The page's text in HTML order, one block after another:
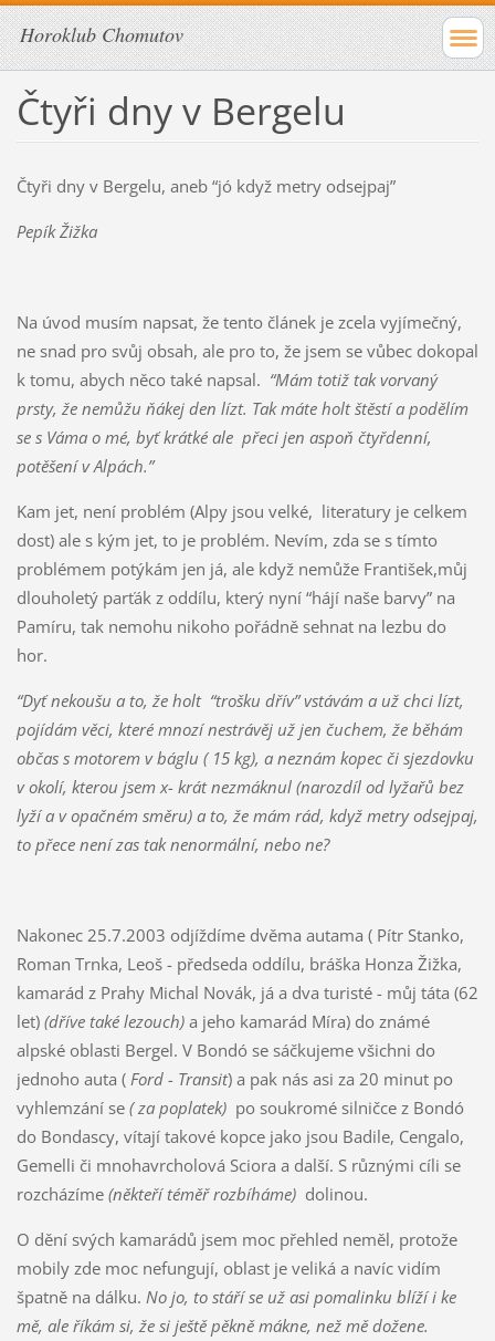
Horoklub Chomutov
Čtyři dny v Bergelu
Čtyři dny v Bergelu, aneb “jó když metry odsejpaj”
Pepík Žižka
Na úvod musím napsat, že tento článek je zcela vyjímečný,
ne snad pro svůj obsah, ale pro to, že jsem se vůbec dokopal
k tomu, abych něco také napsal. “Mám totiž tak vorvaný
prsty, že nemůžu ňákej den lízt. Tak máte holt štěstí a podělím
se s Váma o mé, byť krátké ale přeci jen aspoň čtyřdenní,
potěšení v Alpách.”
Kam jet, není problém (Alpy jsou velké, literatury je celkem
dost) ale s kým jet, to je problém. Nevím, zda se s tímto
problémem potýkám jen já, ale když nemůže František,můj
dlouholetý parťák z oddílu, který nyní “hájí naše barvy” na
Pamíru, tak nemohu nikoho pořádně sehnat na lezbu do
hor.
“Dyť nekoušu a to, že holt “trošku dřív” vstávám a už chci lízt,
pojídám věci, které mnozí nestrávěj už jen čuchem, že běhám
občas s motorem v báglu ( 15 kg), a neznám kopec či sjezdovku
v okolí, kterou jsem x- krát nezmáknul (narozdíl od lyžařů bez
lyží a v opačném směru) a to, že mám rád, když metry odsejpaj,
to přece není zas tak nenormální, nebo ne?
Nakonec 25.7.2003 odjíždíme dvěma autama ( Pítr Stanko,
Roman Trnka, Leoš - předseda oddílu, bráška Honza Žižka,
kamarád z Prahy Michal Novák, já a dva turisté - můj táta (62
let) (dříve také lezouch) a jeho kamarád Míra) do známé
alpské oblasti Bergel. V Bondó se sáčkujeme všichni do
jednoho auta ( Ford - Transit) a pak nás asi za 20 minut po
vyhlemzání se ( za poplatek) po soukromé silničce z Bondó
do Bondascy, vítají takové kopce jako jsou Badile, Cengalo,
Gemelli či mnohavrcholová Sciora a další. S různými cíli se
rozcházíme (někteří téměř rozbíháme) dolinou.
O dění svých kamarádů jsem moc přehled neměl, protože
mobily zde moc nefungují, oblast je veliká a navíc vidím
špatně na dálku. No jo, to stáří se už asi pomalinku blíží i ke
mě, ale říkám si, že si ještě pěkně mákne, než mě dožene.